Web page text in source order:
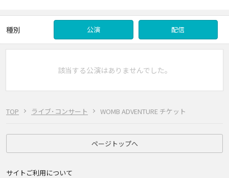
TOP ライブ･コンサート WOMB ADVENTURE チケット
種別 公演 配信
該当する公演はありませんでした。
ページトップへ
サイトご利用について